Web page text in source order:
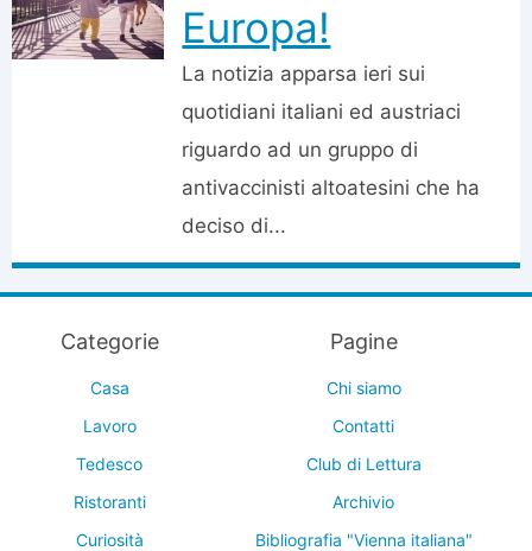
Europa!
La notizia apparsa ieri sui
quotidiani italiani ed austriaci
riguardo ad un gruppo di
antivaccinisti altoatesini che ha
deciso di...
Categorie
Casa
Lavoro
Tedesco
Ristoranti
Curiosità
Pagine
Chi siamo
Contatti
Club di Lettura
Archivio
Bibliografia "Vienna italiana"